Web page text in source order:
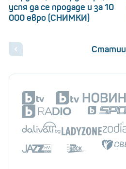
успя да се продаде и за 10
000 евро (СНИМКИ)
Статии